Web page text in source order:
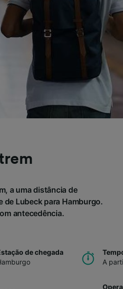
a uma distância de
de Lubeck para Hamburgo.
antecedência.
de chegada
A